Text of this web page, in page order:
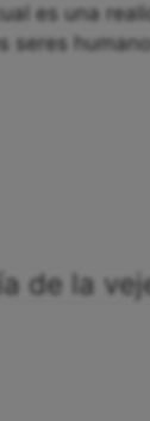
es una
seres
de la